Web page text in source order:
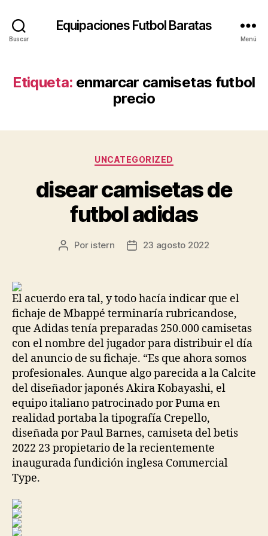
Buscar
Equipaciones Futbol Baratas
Menú
Etiqueta: enmarcar camisetas futbol
precio
Categorías
UNCATEGORIZED
disear camisetas de
futbol adidas
Autor
Por istern
Fecha23 agosto 2022
El acuerdo era tal, y todo hacía indicar que el
fichaje de Mbappé terminaría rubricandose,
que Adidas tenía preparadas 250.000 camisetas
con el nombre del jugador para distribuir el día
del anuncio de su fichaje. “Es que ahora somos
profesionales. Aunque algo parecida a la Calcite
del diseñador japonés Akira Kobayashi, el
equipo italiano patrocinado por Puma en
realidad portaba la tipografía Crepello,
diseñada por Paul Barnes, camiseta del betis
2022 23 propietario de la recientemente
inaugurada fundición inglesa Commercial
Type.